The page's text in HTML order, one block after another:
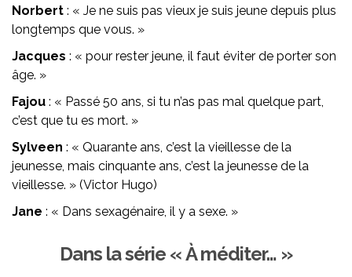
Norbert : « Je ne suis pas vieux je suis jeune depuis plus
longtemps que vous. »
Jacques : « pour rester jeune, il faut éviter de porter son
âge. »
Fajou : « Passé 50 ans, si tu n’as pas mal quelque part,
c’est que tu es mort. »
Sylveen : « Quarante ans, c’est la vieillesse de la
jeunesse, mais cinquante ans, c’est la jeunesse de la
vieillesse. » (Victor Hugo)
Jane : « Dans sexagénaire, il y a sexe. »
Dans la série « À méditer… »